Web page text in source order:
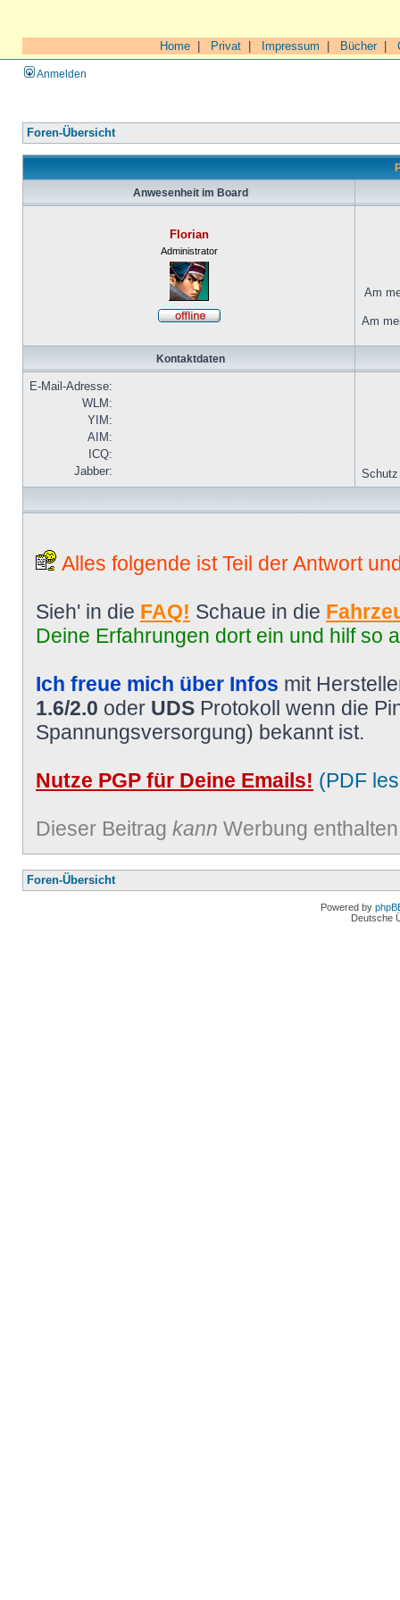
Home Privat Impressum Bücher|
Anmelden
Foren-Übersicht
Anwesenheit im Board
Florian
Administrator
Am
Am
Kontaktdaten
E-Mail-Adresse:
WLM:
YIM:
AIM:
ICQ:
Jabber:
Schutz
Alles folgende ist Teil der Antwort
Sieh' in die FAQ! Schaue in die
Deine Erfahrungen dort ein und hilf so
Ich freue mich über Infos mit
1.6/2.0 oder UDS Protokoll wenn die
Spannungsversorgung) bekannt ist.
Nutze PGP für Deine Emails! (PDF
Dieser Beitrag kann Werbung
Foren-Übersicht
Powered by
Deutsche